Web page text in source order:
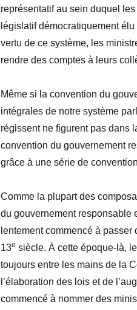
représentatif au sein duquel
législatif démocratiquement
vertu de ce système, les
rendre des comptes à leurs
Même si la convention du
intégrales de notre système
régissent ne figurent pas dans
convention du gouvernement
grâce à une série de
Comme la plupart des
du gouvernement responsable
lentement commencé à
13e siècle. À cette époque-là,
toujours entre les mains de la
l’élaboration des lois et de
commencé à nommer des